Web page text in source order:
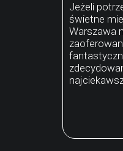
Jeżeli
świetne
Warszawa